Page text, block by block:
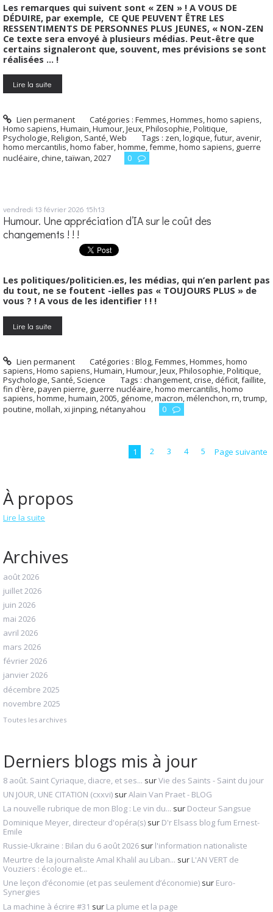
Les remarques qui suivent sont « ZEN » ! A VOUS DE
DÉDUIRE, par exemple, CE QUE PEUVENT ÊTRE LES
RESSENTIMENTS DE PERSONNES PLUS JEUNES, « NON-ZEN
Ce texte sera envoyé à plusieurs médias. Peut-être que
certains signaleront que, souvent, mes prévisions se sont
réalisées … !
Lire la suite
Lien permanent Catégories :Femmes,Hommes, homo sapiens,
Homo sapiens,Humain,Humour,Jeux,Philosophie,Politique,
Psychologie,Religion, Santé,Web Tags : zen,logique,futur, avenir,
homo mercantilis,homo faber,homme,femme,homo sapiens, guerre
nucléaire,chine,taïwan,2027 0
vendredi 13 février 2026 15h13
Humour. Une appréciation d’IA sur le coût des
changements ! ! !
Les politiques/politicien.es, les médias, qui n’en parlent pas
du tout, ne se foutent -ielles pas « TOUJOURS PLUS » de
vous ? ! A vous de les identifier ! ! !
Lire la suite
Lien permanent Catégories :Blog ,Femmes ,Hommes, homo
sapiens Homo sapiens Humain Humour Jeux Philosophie Politique
Psychologie Santé Science Tags : changement, crise déficit, faillite
fin d'ère payen pierre guerre nucléaire homo mercantilis homo
sapiens homme humain 2005 génome macron mélenchon rn trump
poutine mollah xi jinping nétanyahou 0
1 2 3 4 5 Page suivante
À propos
Lire la suite
Archives
août 2026
juillet 2026
juin 2026
mai 2026
avril 2026
mars 2026
février 2026
janvier 2026
décembre 2025
novembre 2025
Toutes les archives
Derniers blogs mis à jour
8 août. Saint Cyriaque, diacre, et ses... surVie des Saints - Saint du jour
UN JOUR, UNE CITATION (cxxvi) surAlain Van Praet - BLOG
La nouvelle rubrique de mon Blog : Le vin du... sur Docteur Sangsue
Dominique Meyer, directeur d'opéra(s) sur D'r Elsass blog fum Ernest-
Emile
Russie-Ukraine : Bilan du 6 août 2026 sur l'information nationaliste
Meurtre de la journaliste Amal Khalil au Liban... sur L'AN VERT de
Vouziers : écologie et...
Une leçon d’économie (et pas seulement d’économie) sur Euro-
Synergies
La machine à écrire #31 sur La plume et la page